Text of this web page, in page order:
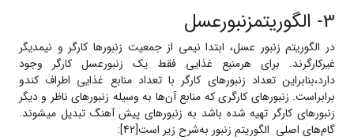
3- الگوریتمزنبورعسل
در الگوریتم زنبور عسل، ابتدا نیمی از جمعیت زنبور‌ها کارگر و نیمدیگر
غیرکارگرند. برای هرمنبع غذایی فقط یک زنبورعسل کارگر وجود
دارد،بنابراین تعداد زنبور‌های کارگر با تعداد منابع غذایی اطراف کندو
برابراست. زنبور‌های کارگری که منابع آن­‌ها به وسیله زنبور‌های ناظر و دیگر
زنبور‌های کارگر تهیه شده باشد به زنبور‌های پیش آهنگ تبدیل می­شوند.
گام­‌های اصلی الگوریتم زنبور به‌شرح زیر است[42]: